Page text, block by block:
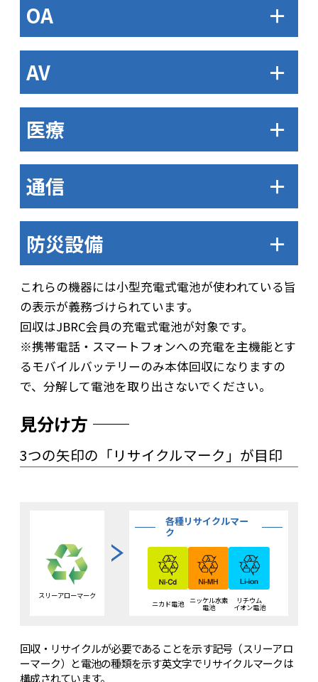
OA ＋
AV ＋
医療 ＋
通信 ＋
防災設備 ＋
これらの機器には小型充電式電池が使われている旨
の表示が義務づけられています。
回収はJBRC会員の充電式電池が対象です。
※携帯電話・スマートフォンへの充電を主機能とす
るモバイルバッテリーのみ本体回収になりますの
で、分解して電池を取り出さないでください。
見分け方
3つの矢印の「リサイクルマーク」が目印
スリーアローマーク
各種リサイクルマー
ク
ニカド電池 ニッケル水素
電池
リチウム
イオン電池
回収・リサイクルが必要であることを示す記号（スリーアロ
ーマーク）と電池の種類を示す英文字でリサイクルマークは
構成されています。